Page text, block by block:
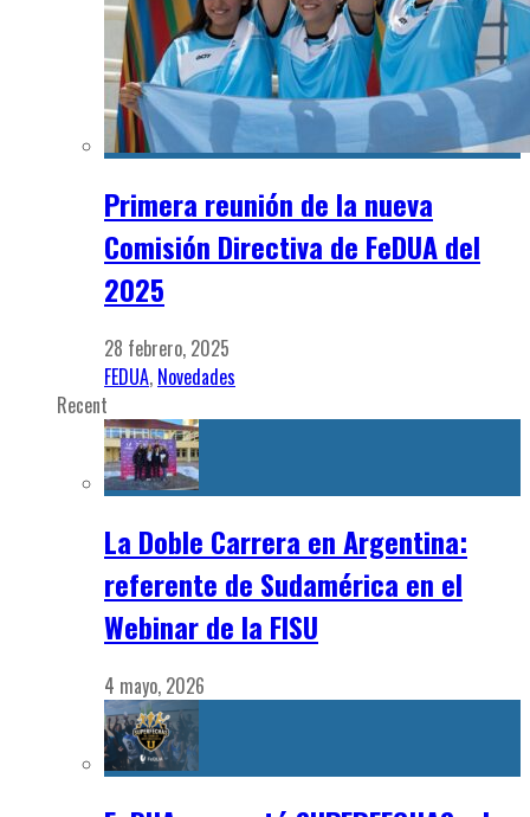
Primera reunión de la nueva
Comisión Directiva de FeDUA del
2025
28 febrero, 2025
FEDUA, Novedades
Recent
La Doble Carrera en Argentina:
referente de Sudamérica en el
Webinar de la FISU
4 mayo, 2026